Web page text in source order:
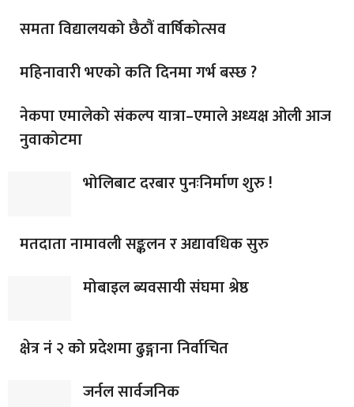
समता विद्यालयको छैठौं वार्षिकोत्सव
महिनावारी भएको कति दिनमा गर्भ बस्छ ?
नेकपा एमालेको संकल्प यात्रा–एमाले अध्यक्ष ओली आज
नुवाकोटमा
भोलिबाट दरबार पुनःनिर्माण शुरु !
मतदाता नामावली सङ्कलन र अद्यावधिक सुरु
मोबाइल ब्यवसायी संघमा श्रेष्ठ
क्षेत्र नं २ को प्रदेशमा ढुङ्गाना निर्वाचित
जर्नल सार्वजनिक